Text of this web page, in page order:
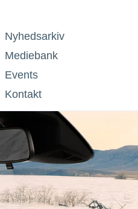
Nyhedsarkiv
Mediebank
Events
Kontakt